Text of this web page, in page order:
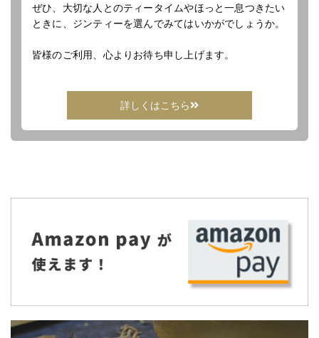
ぜひ、大切な人とのティータイムやほっと一息つきたい
ときに、ジンティーを選んでみてはいかがでしょうか。
皆様のご利用、心よりお待ち申し上げます。
詳しくはこちら